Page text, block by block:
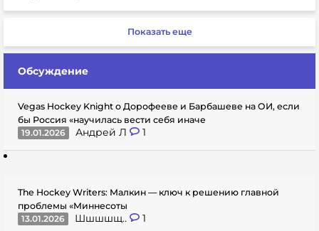
Показать еще
Обсуждение
Vegas Hockey Knight о Дорофееве и Барбашеве на ОИ, если
бы Россия «научилась вести себя иначе
19.01.2026
Андрей Л 1
The Hockey Writers: Малкин — ключ к решению главной
проблемы «Миннесоты
13.01.2026
Шшшшщ.. 1